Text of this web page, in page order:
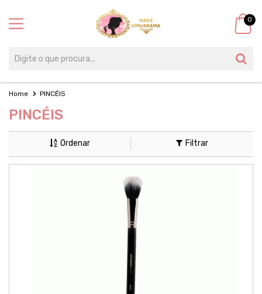
0
Home PINCÉIS
PINCÉIS
Ordenar Filtrar